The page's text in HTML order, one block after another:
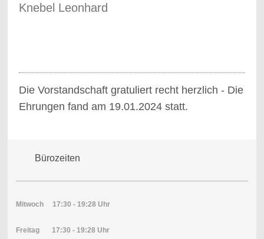
Knebel Leonhard
Die Vorstandschaft gratuliert recht herzlich - Die
Ehrungen fand am 19.01.2024 statt.
Bürozeiten
Mitwoch 17:30 - 19:28 Uhr
Freitag 17:30 - 19:28 Uhr